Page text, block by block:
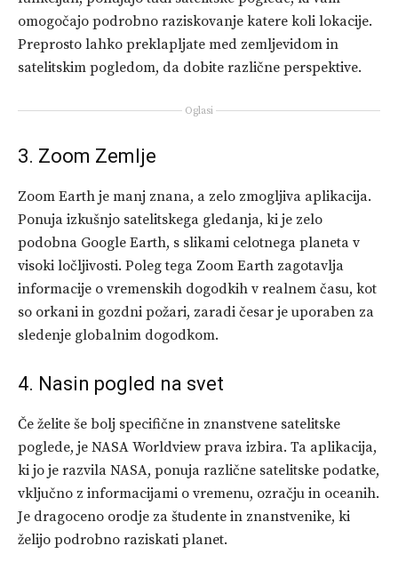
omogočajo podrobno raziskovanje katere koli lokacije.
Preprosto lahko preklapljate med zemljevidom in
satelitskim pogledom, da dobite različne perspektive.
Oglasi
3. Zoom Zemlje
Zoom Earth je manj znana, a zelo zmogljiva aplikacija.
Ponuja izkušnjo satelitskega gledanja, ki je zelo
podobna Google Earth, s slikami celotnega planeta v
visoki ločljivosti. Poleg tega Zoom Earth zagotavlja
informacije o vremenskih dogodkih v realnem času, kot
so orkani in gozdni požari, zaradi česar je uporaben za
sledenje globalnim dogodkom.
4. Nasin pogled na svet
Če želite še bolj specifične in znanstvene satelitske
poglede, je NASA Worldview prava izbira. Ta aplikacija,
ki jo je razvila NASA, ponuja različne satelitske podatke,
vključno z informacijami o vremenu, ozračju in oceanih.
Je dragoceno orodje za študente in znanstvenike, ki
želijo podrobno raziskati planet.